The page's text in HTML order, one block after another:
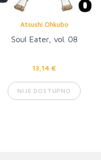
Atsushi Ohkubo
Soul Eater, vol. 08
13,14 €
NIJE DOSTUPNO